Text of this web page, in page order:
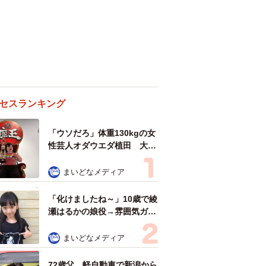
スランキング
「ウソだろ」体重130kgの女
性芸人オダウエダ植田 大学
時代のほっそり姿に「マジ
で」 まいどなメディア
「化けましたね～」10歳で綾
瀬はるかの娘役→雰囲気ガラ
リの18歳に成長 「メイクで
雰囲気が」「宝塚に入れそ
う」
まいどなメディア